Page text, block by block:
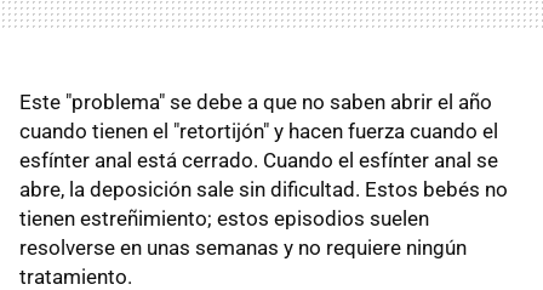
Este "problema" se debe a que no saben abrir el año
cuando tienen el "retortijón" y hacen fuerza cuando el
esfínter anal está cerrado. Cuando el esfínter anal se
abre, la deposición sale sin dificultad. Estos bebés no
tienen estreñimiento; estos episodios suelen
resolverse en unas semanas y no requiere ningún
tratamiento.